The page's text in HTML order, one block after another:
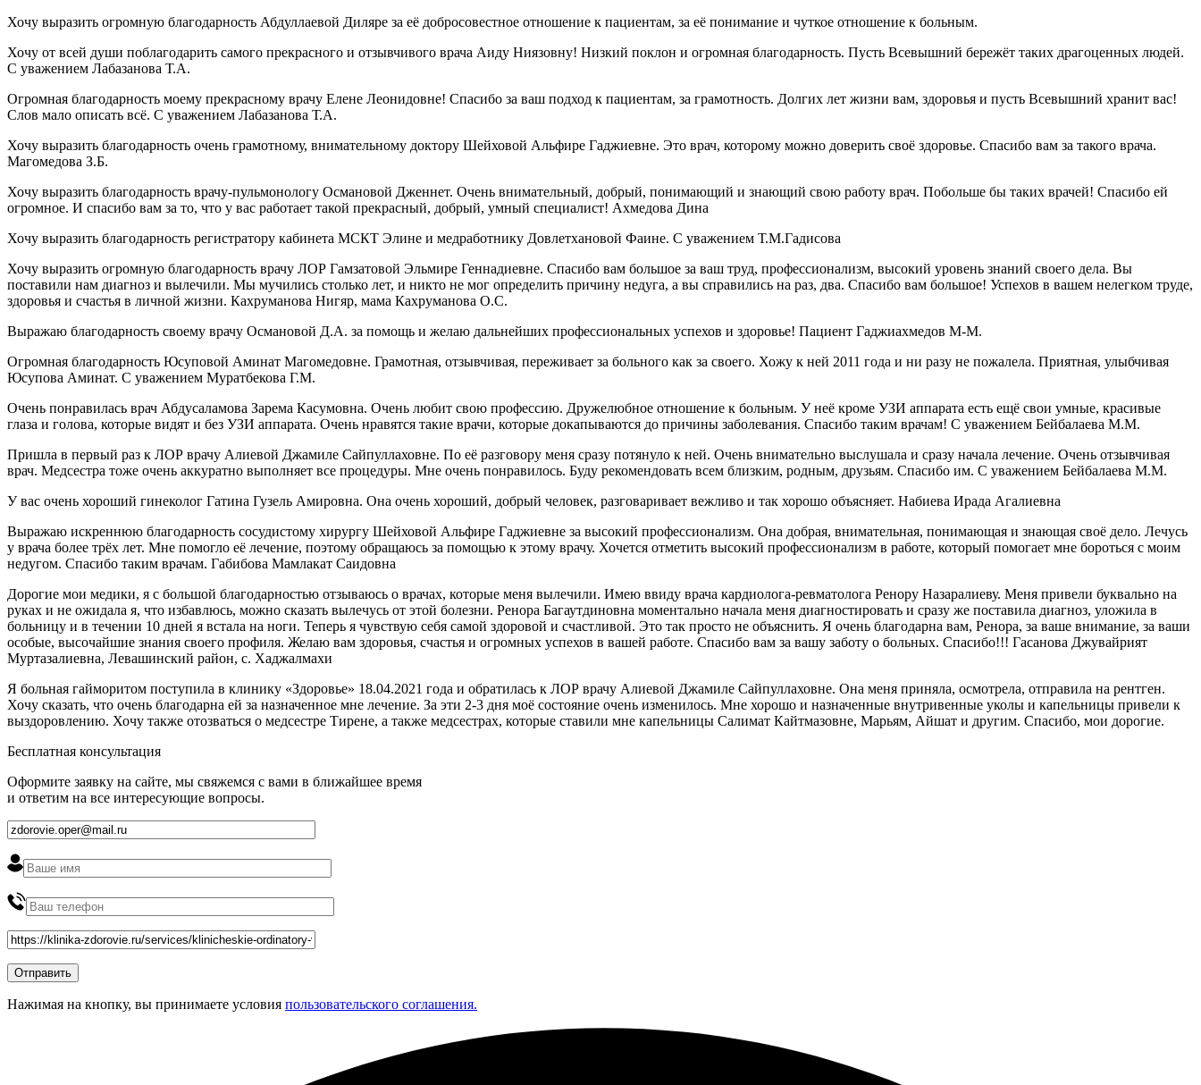
Хочу выразить огромную благодарность Абдуллаевой Диляре за её добросовестное отношение к пациентам, за её понимание и чуткое отношение к больным.
Хочу от всей души поблагодарить самого прекрасного и отзывчивого врача Аиду Ниязовну! Низкий поклон и огромная благодарность. Пусть Всевышний бережёт таких драгоценных людей.
С уважением Лабазанова Т.А.
Огромная благодарность моему прекрасному врачу Елене Леонидовне! Спасибо за ваш подход к пациентам, за грамотность. Долгих лет жизни вам, здоровья и пусть Всевышний хранит вас!
Слов мало описать всё. С уважением Лабазанова Т.А.
Хочу выразить благодарность очень грамотному, внимательному доктору Шейховой Альфире Гаджиевне. Это врач, которому можно доверить своё здоровье. Спасибо вам за такого врача.
Магомедова З.Б.
Хочу выразить благодарность врачу-пульмонологу Османовой Дженнет. Очень внимательный, добрый, понимающий и знающий свою работу врач. Побольше бы таких врачей! Спасибо ей
огромное. И спасибо вам за то, что у вас работает такой прекрасный, добрый, умный специалист! Ахмедова Дина
Хочу выразить благодарность регистратору кабинета МСКТ Элине и медработнику Довлетхановой Фаине. С уважением Т.М.Гадисова
Хочу выразить огромную благодарность врачу ЛОР Гамзатовой Эльмире Геннадиевне. Спасибо вам большое за ваш труд, профессионализм, высокий уровень знаний своего дела. Вы
поставили нам диагноз и вылечили. Мы мучились столько лет, и никто не мог определить причину недуга, а вы справились на раз, два. Спасибо вам большое! Успехов в вашем нелегком труде,
здоровья и счастья в личной жизни. Кахруманова Нигяр, мама Кахруманова О.С.
Выражаю благодарность своему врачу Османовой Д.А. за помощь и желаю дальнейших профессиональных успехов и здоровье! Пациент Гаджиахмедов М-М.
Огромная благодарность Юсуповой Аминат Магомедовне. Грамотная, отзывчивая, переживает за больного как за своего. Хожу к ней 2011 года и ни разу не пожалела. Приятная, улыбчивая
Юсупова Аминат. С уважением Муратбекова Г.М.
Очень понравилась врач Абдусаламова Зарема Касумовна. Очень любит свою профессию. Дружелюбное отношение к больным. У неё кроме УЗИ аппарата есть ещё свои умные, красивые
глаза и голова, которые видят и без УЗИ аппарата. Очень нравятся такие врачи, которые докапываются до причины заболевания. Спасибо таким врачам! С уважением Бейбалаева М.М.
Пришла в первый раз к ЛОР врачу Алиевой Джамиле Сайпуллаховне. По её разговору меня сразу потянуло к ней. Очень внимательно выслушала и сразу начала лечение. Очень отзывчивая
врач. Медсестра тоже очень аккуратно выполняет все процедуры. Мне очень понравилось. Буду рекомендовать всем близким, родным, друзьям. Спасибо им. С уважением Бейбалаева М.М.
У вас очень хороший гинеколог Гатина Гузель Амировна. Она очень хороший, добрый человек, разговаривает вежливо и так хорошо объясняет. Набиева Ирада Агалиевна
Выражаю искреннюю благодарность сосудистому хирургу Шейховой Альфире Гаджиевне за высокий профессионализм. Она добрая, внимательная, понимающая и знающая своё дело. Лечусь
у врача более трёх лет. Мне помогло её лечение, поэтому обращаюсь за помощью к этому врачу. Хочется отметить высокий профессионализм в работе, который помогает мне бороться с моим
недугом. Спасибо таким врачам. Габибова Мамлакат Саидовна
Дорогие мои медики, я с большой благодарностью отзываюсь о врачах, которые меня вылечили. Имею ввиду врача кардиолога-ревматолога Ренору Назаралиеву. Меня привели буквально на
руках и не ожидала я, что избавлюсь, можно сказать вылечусь от этой болезни. Ренора Багаутдиновна моментально начала меня диагностировать и сразу же поставила диагноз, уложила в
больницу и в течении 10 дней я встала на ноги. Теперь я чувствую себя самой здоровой и счастливой. Это так просто не объяснить. Я очень благодарна вам, Ренора, за ваше внимание, за ваши
особые, высочайшие знания своего профиля. Желаю вам здоровья, счастья и огромных успехов в вашей работе. Спасибо вам за вашу заботу о больных. Спасибо!!! Гасанова Джувайрият
Муртазалиевна, Левашинский район, с. Хаджалмахи
Я больная гайморитом поступила в клинику «Здоровье» 18.04.2021 года и обратилась к ЛОР врачу Алиевой Джамиле Сайпуллаховне. Она меня приняла, осмотрела, отправила на рентген.
Хочу сказать, что очень благодарна ей за назначенное мне лечение. За эти 2-3 дня моё состояние очень изменилось. Мне хорошо и назначенные внутривенные уколы и капельницы привели к
выздоровлению. Хочу также отозваться о медсестре Тирене, а также медсестрах, которые ставили мне капельницы Салимат Кайтмазовне, Марьям, Айшат и другим. Спасибо, мои дорогие.
Бесплатная консультация
Оформите заявку на сайте, мы свяжемся с вами в ближайшее время
и ответим на все интересующие вопросы.
Нажимая на кнопку, вы принимаете условия пользовательского соглашения.